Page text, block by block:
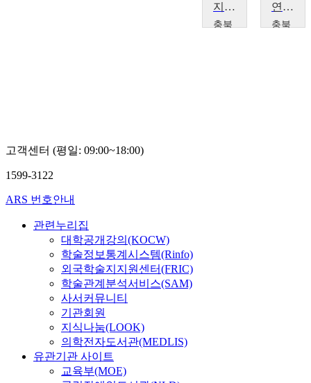
지구과학과 교재연구 및 지도법
충북
연구윤리 및 연구과제I
충북
고객센터 (평일: 09:00~18:00)
1599-3122
ARS 번호안내
관련누리집
대학공개강의(KOCW)
학술정보통계시스템(Rinfo)
외국학술지지원센터(FRIC)
학술관계분석서비스(SAM)
사서커뮤니티
기관회원
지식나눔(LOOK)
의학전자도서관(MEDLIS)
유관기관 사이트
교육부(MOE)